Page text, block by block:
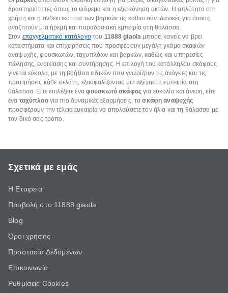
δραστηριότητες όπως το ψάρεμα και η εξερεύνηση ακτών. Η απλότητα στη
χρήση και η ανθεκτικότητα των βαρκών τις καθιστούν ιδανικές για όσους
αναζητούν μια ήρεμη και παραδοσιακή εμπειρία στη θάλασσα.
Στον επαγγελματικό κατάλογοτου 11888giaola μπορεί κανείς να βρει
καταστήματα και επιχειρήσεις που προσφέρουν μεγάλη γκάμα σκαφών
αναψυχής, φουσκωτών, ταχυπλόων και βαρκών, καθώς και υπηρεσίες
πώλησης, ενοικίασης και συντήρησης. Η επιλογή του κατάλληλου σκάφους
γίνεται εύκολα, με τη βοήθεια ειδικών που γνωρίζουν τις ανάγκες και τις
προτιμήσεις κάθε πελάτη, εξασφαλίζοντας μια αξέχαστη εμπειρία στη
θάλασσα. Είτε επιλέξετε ένα φουσκωτό σκάφος για ευκολία και άνεση, είτε
ένα ταχύπλοογια πιο δυναμικές εξορμήσεις, τασκάφη αναψυχής
προσφέρουν την τέλεια ευκαιρία να απολαύσετε τον ήλιο και τη θάλασσα με
τον δικό σας τρόπο.
Σχετικά με εμάς
Η Εταιρεία
Προβολή στο 11888 giaola
Blog
Όροι χρήσης
Προστασία Δεδομένων
Επικοινωνία
Ρυθμίσεις Cookies